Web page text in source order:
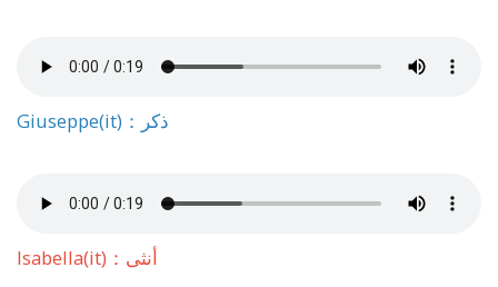
Giuseppe(it)：ذكر
Isabella(it)：أنثى